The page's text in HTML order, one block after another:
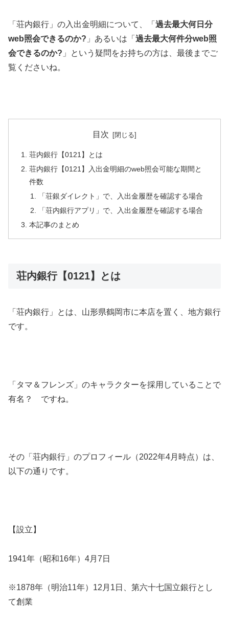
「荘内銀行」の入出金明細について、「 過去最大何日分
web照会できるのか? 」あるいは「 過去最大何件分web照
会できるのか? 」という疑問をお持ちの方は、最後までご
覧くださいね。
目次
荘内銀行【0121】とは
荘内銀行【0121】入出金明細のweb照会可能な期間と
件数
「荘銀ダイレクト」で、入出金履歴を確認する場合
「荘内銀行アプリ」で、入出金履歴を確認する場合
本記事のまとめ
荘内銀行【0121】とは
「荘内銀行」とは、山形県鶴岡市に本店を置く、地方銀行
です。
「タマ＆フレンズ」のキャラクターを採用していることで
有名？ ですね。
その「荘内銀行」のプロフィール（2022年4月時点）は、
以下の通りです。
【設立】
1941年（昭和16年）4月7日
※1878年（明治11年）12月1日、第六十七国立銀行とし
て創業